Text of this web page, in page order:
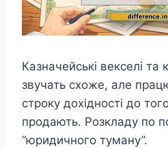
Казначейські векселі та
звучать схоже, але
строку дохідності до
продають. Розкладу по
“юридичного туману”.